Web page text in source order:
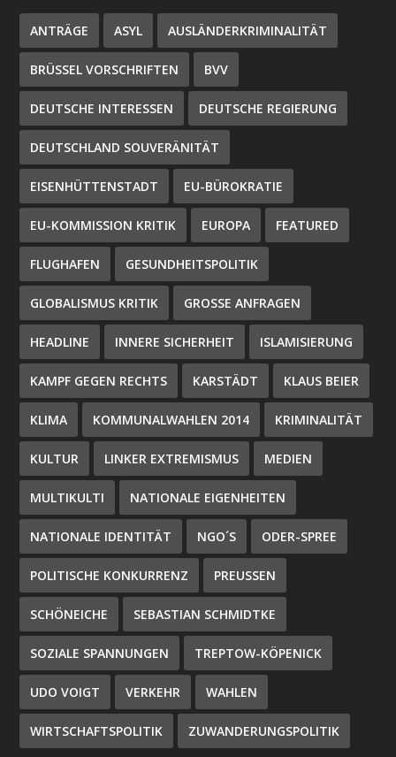
ANTRÄGE ASYL AUSLÄNDERKRIMINALITÄT
BRÜSSEL VORSCHRIFTEN BVV
DEUTSCHE INTERESSEN DEUTSCHE REGIERUNG
DEUTSCHLAND SOUVERÄNITÄT
EISENHÜTTENSTADT EU-BÜROKRATIE
EU-KOMMISSION KRITIK EUROPA FEATURED
FLUGHAFEN GESUNDHEITSPOLITIK
GLOBALISMUS KRITIK GROSSE ANFRAGEN
HEADLINE INNERE SICHERHEIT ISLAMISIERUNG
KAMPF GEGEN RECHTS KARSTÄDT KLAUS BEIER
KLIMA KOMMUNALWAHLEN 2014 KRIMINALITÄT
KULTUR LINKER EXTREMISMUS MEDIEN
MULTIKULTI NATIONALE EIGENHEITEN
NATIONALE IDENTITÄT NGO´S ODER-SPREE
POLITISCHE KONKURRENZ PREUSSEN
SCHÖNEICHE SEBASTIAN SCHMIDTKE
SOZIALE SPANNUNGEN TREPTOW-KÖPENICK
UDO VOIGT VERKEHR WAHLEN
WIRTSCHAFTSPOLITIK ZUWANDERUNGSPOLITIK